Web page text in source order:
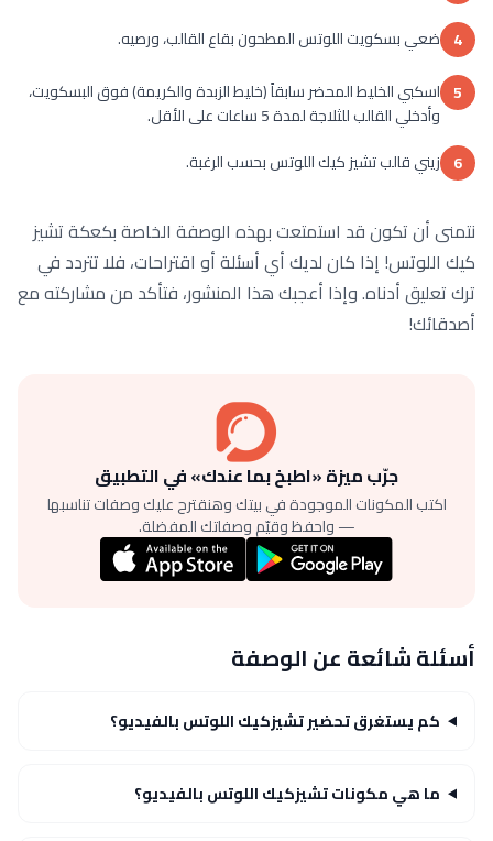
4 ضعي بسكويت اللوتس المطحون بقاع القالب، ورصيه.
5 اسكبي الخليط المحضر سابقاً (خليط الزبدة والكريمة) فوق البسكويت،
وأدخلي القالب للثلاجة لمدة 5 ساعات على الأقل.
6 زيني قالب تشيز كيك اللوتس بحسب الرغبة.
نتمنى أن تكون قد استمتعت بهذه الوصفة الخاصة بكعكة تشيز
كيك اللوتس! إذا كان لديك أي أسئلة أو اقتراحات، فلا تتردد في
ترك تعليق أدناه. وإذا أعجبك هذا المنشور، فتأكد من مشاركته مع
أصدقائك!
جرّب ميزة «اطبخ بما عندك» في التطبيق
اكتب المكونات الموجودة في بيتك وهنقترح عليك وصفات تناسبها
— واحفظ وقيّم وصفاتك المفضلة.
أسئلة شائعة عن الوصفة
كم يستغرق تحضير تشيزكيك اللوتس بالفيديو؟
ما هي مكونات تشيزكيك اللوتس بالفيديو؟